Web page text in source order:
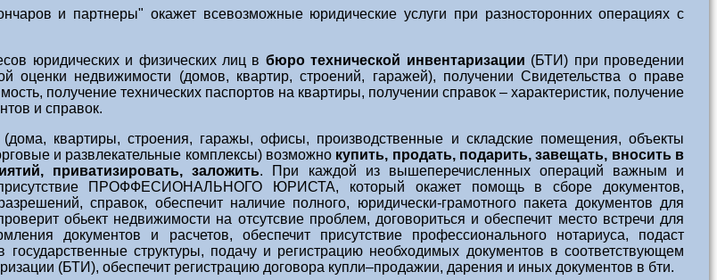
и партнеры" окажет всевозможные юридические услуги при разносторонних операциях с
юридических и физических лиц в бюро технической инвентаризации (БТИ) при проведении
оценки недвижимости (домов, квартир, строений, гаражей), получении Свидетельства о праве
получение технических паспортов на квартиры, получении справок – характеристик, получение
и справок.
квартиры, строения, гаражы, офисы, производственные и складские помещения, объекты
и развлекательные комплексы) возможно купить, продать, подарить, завещать, вносить в
приватизировать, заложить. При каждой из вышеперечисленных операций важным и
ПРОФФЕСИОНАЛЬНОГО ЮРИСТА, который окажет помощь в сборе документов,
справок, обеспечит наличие полного, юридически-грамотного пакета документов для
обьект недвижимости на отсутсвие проблем, договориться и обеспечит место встречи для
документов и расчетов, обеспечит присутствие профессионального нотариуса, подаст
структуры, подачу и регистрацию необходимых документов в соответствующем
(БТИ), обеспечит регистрацию договора купли–продажии, дарения и иных документов в бти.